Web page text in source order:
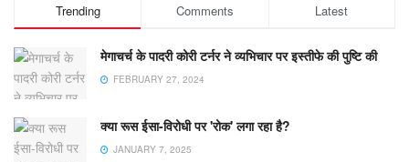
Trending Comments Latest
मेगाचर्च के पादरी कोरी टर्नर ने व्यभिचार पर इस्तीफे की पुष्टि की
FEBRUARY 27, 2024
क्या रूस ईसा-विरोधी पर 'रोक' लगा रहा है?
JANUARY 7, 2025